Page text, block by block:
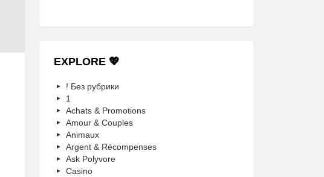
EXPLORE 💖
! Без рубрики
1
Achats & Promotions
Amour & Couples
Animaux
Argent & Récompenses
Ask Polyvore
Casino